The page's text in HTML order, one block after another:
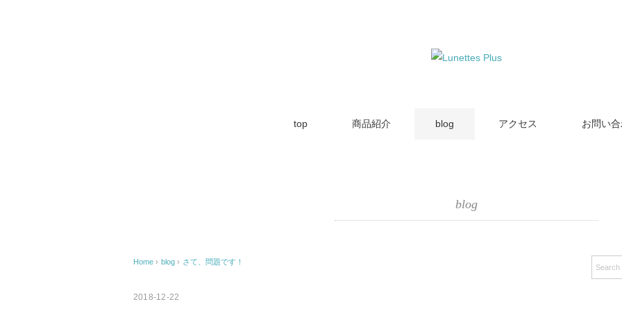
top 商品紹介 blog アクセス お問い
blog
Home › blog › さて、問題です！
2018-12-22